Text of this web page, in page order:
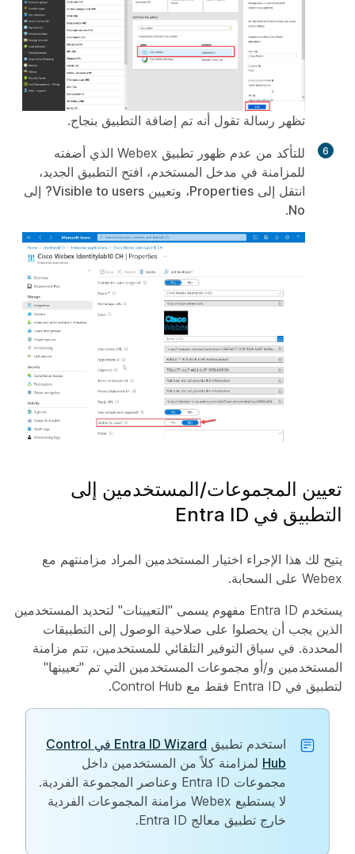
تظهر رسالة تقول أنه تم إضافة التطبيق بنجاح.
6
للتأكد من عدم ظهور تطبيق Webex الذي أضفته
للمزامنة في مدخل المستخدم، افتح التطبيق الجديد،
انتقل إلى Properties، وتعيين Visible to users?
إلى
No
.
تعيين المجموعات/المستخدمين إلى
التطبيق في Entra ID
يتيح لك هذا الإجراء اختيار المستخدمين المراد مزامنتهم مع
Webex على السحابة.
يستخدم Entra ID مفهوم يسمى "التعيينات" لتحديد المستخدمين
الذين يجب أن يحصلوا على صلاحية الوصول إلى التطبيقات
المحددة. في سياق التوفير التلقائي للمستخدمين، تتم مزامنة
المستخدمين و/أو مجموعات المستخدمين التي تم "تعيينها"
لتطبيق في Entra ID فقط مع Control Hub.
استخدم تطبيق
Entra ID Wizard في Control
Hub لمزامنة كلاً من المستخدمين داخل
مجموعات Entra ID وعناصر المجموعة الفردية.
لا يستطيع Webex مزامنة المجموعات الفردية
خارج تطبيق معالج Entra ID.